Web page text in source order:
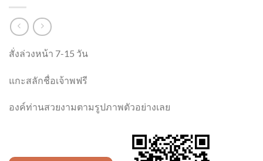
สั่งล่วงหน้า 7-15 วัน
แกะสลักชื่อเจ้าพฟรี
องค์ท่านสวยงามตามรูปภาพตัวอย่างเลย